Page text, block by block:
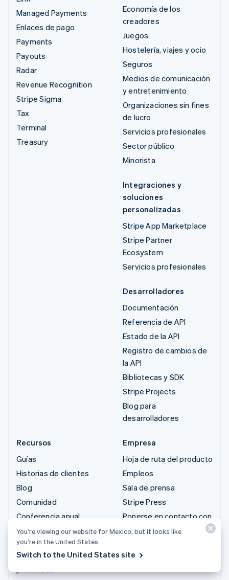
Managed Payments
Enlaces de pago
Payments
Payouts
Radar
Revenue Recognition
Stripe Sigma
Tax
Terminal
Treasury
Economía de los
creadores
Juegos
Hostelería, viajes y ocio
Seguros
Medios de comunicación
y entretenimiento
Organizaciones sin fines
de lucro
Servicios profesionales
Sector público
Minorista
Integraciones y
soluciones
personalizadas
Stripe App Marketplace
Stripe Partner
Ecosystem
Servicios profesionales
Desarrolladores
Documentación
Referencia de API
Estado de la API
Registro de cambios de
la API
Bibliotecas y SDK
Stripe Projects
Blog para
desarrolladores
Recursos
Guías
Historias de clientes
Blog
Comunidad
Conferencia anual
Sessions
Privacidad y condiciones
Empresas restringidas y
Empresa
Hoja de ruta del producto
Empleos
Sala de prensa
Stripe Press
Ponerse en contacto con
ventas
You’re viewing our website for Mexico, but it looks like
you’re in the United States.
Switch to the United States site